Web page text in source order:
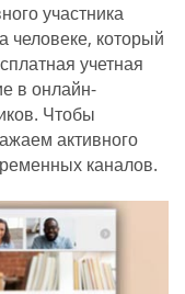
участника
человеке, который
учетная
в онлайн-
Чтобы
активного
каналов.